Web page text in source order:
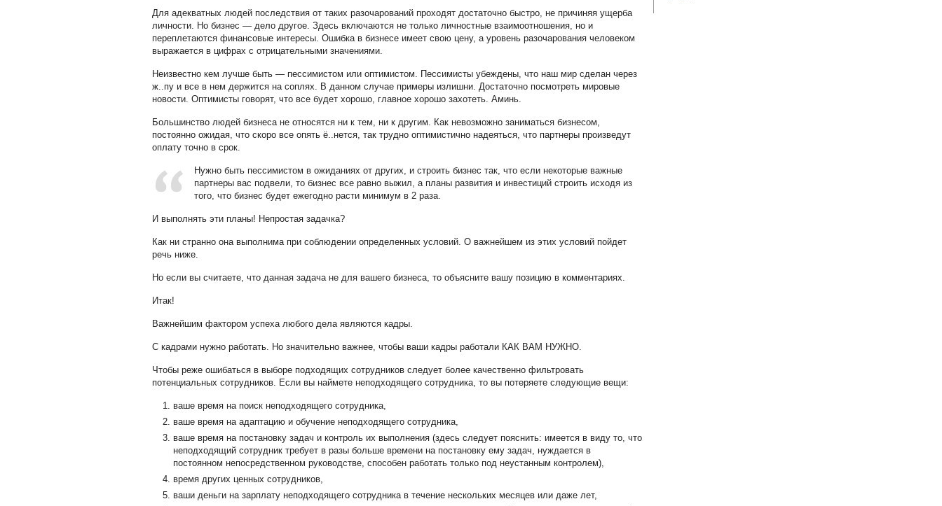
Для адекватных людей последствия от таких разочарований проходят достаточно быстро, не причиняя ущерба
личности. Но бизнес — дело другое. Здесь включаются не только личностные взаимоотношения, но и
переплетаются финансовые интересы. Ошибка в бизнесе имеет свою цену, а уровень разочарования человеком
выражается в цифрах с отрицательными значениями.
Неизвестно кем лучше быть — пессимистом или оптимистом. Пессимисты убеждены, что наш мир сделан через
ж..пу и все в нем держится на соплях. В данном случае примеры излишни. Достаточно посмотреть мировые
новости. Оптимисты говорят, что все будет хорошо, главное хорошо захотеть. Аминь.
Большинство людей бизнеса не относятся ни к тем, ни к другим. Как невозможно заниматься бизнесом,
постоянно ожидая, что скоро все опять ё..нется, так трудно оптимистично надеяться, что партнеры произведут
оплату точно в срок.
Нужно быть пессимистом в ожиданиях от других, и строить бизнес так, что если некоторые важные
партнеры вас подвели, то бизнес все равно выжил, а планы развития и инвестиций строить исходя из
того, что бизнес будет ежегодно расти минимум в 2 раза.
И выполнять эти планы! Непростая задачка?
Как ни странно она выполнима при соблюдении определенных условий. О важнейшем из этих условий пойдет
речь ниже.
Но если вы считаете, что данная задача не для вашего бизнеса, то объясните вашу позицию в комментариях.
Итак!
Важнейшим фактором успеха любого дела являются кадры.
С кадрами нужно работать. Но значительно важнее, чтобы ваши кадры работали КАК ВАМ НУЖНО.
Чтобы реже ошибаться в выборе подходящих сотрудников следует более качественно фильтровать
потенциальных сотрудников. Если вы наймете неподходящего сотрудника, то вы потеряете следующие вещи:
ваше время на поиск неподходящего сотрудника,
ваше время на адаптацию и обучение неподходящего сотрудника,
ваше время на постановку задач и контроль их выполнения (здесь следует пояснить: имеетсяв видуто, что
неподходящий сотрудник требует в разы больше времени на постановку ему задач, нуждается в
постоянном непосредственном руководстве, способен работать только под неустанным контролем),
время других ценных сотрудников,
ваши деньги на зарплату неподходящего сотрудника в течение нескольких месяцев или даже лет,